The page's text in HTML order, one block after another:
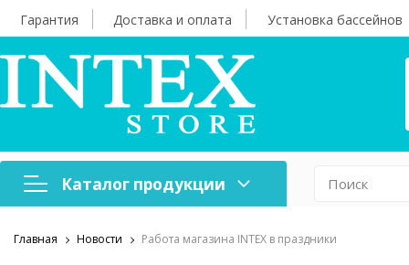
Гарантия Доставка и оплата Установка бассейнов
Каталог продукции
Надувная мебель
Главная Новости Работа магазина INTEX в праздники